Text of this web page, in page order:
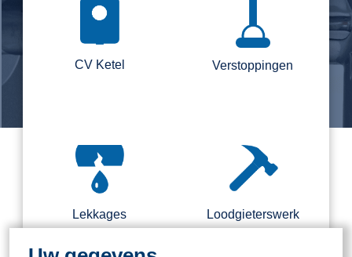
CV Ketel Verstoppingen
Lekkages Loodgieterswerk
Regel nu direct een loodgieter.
Binnen 2 kantooruren direct